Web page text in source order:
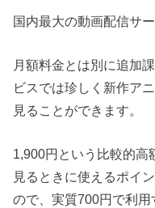
国内最大の動画配信サ
月額料金とは別に追加
ビスでは珍しく新作ア
見ることができます。
1,900円という比較的高
見るときに使えるポイ
ので、実質700円で利用